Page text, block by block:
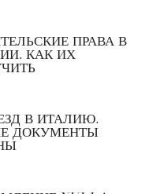
ПРАВА В
КАК ИХ
В ИТАЛИЮ.
ДОКУМЕНТЫ